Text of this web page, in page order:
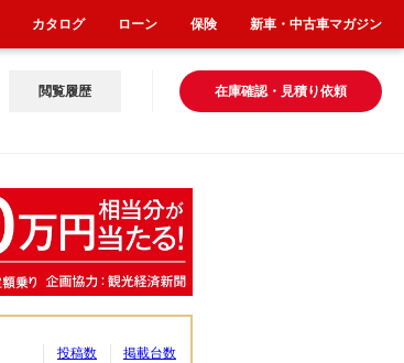
在庫確認・見積り依頼
閲覧履歴
投稿数 掲載台数
カタログ ローン 保険 新車・中古車マガジン